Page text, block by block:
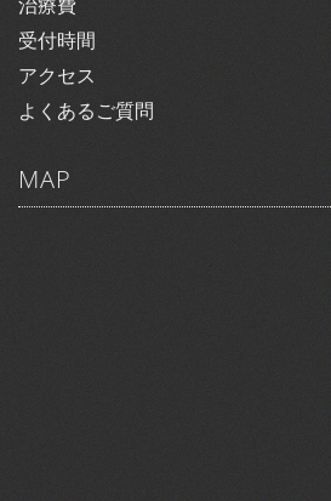
受付時間
アクセス
よくあるご質問
MAP